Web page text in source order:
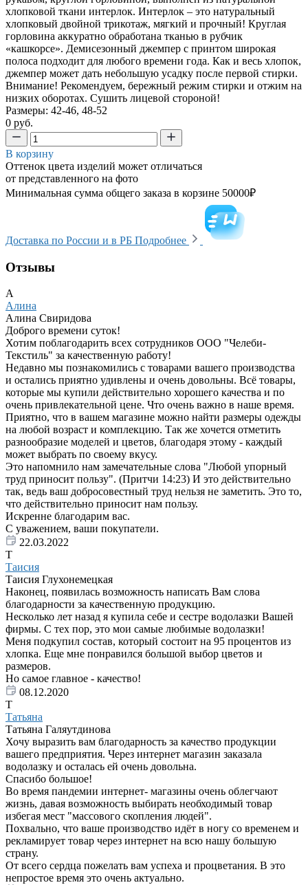
хлопковой ткани интерлок. Интерлок – это натуральный
хлопковый двойной трикотаж, мягкий и прочный! Круглая
горловина аккуратно обработана тканью в рубчик
«кашкорсе». Демисезонный джемпер с принтом широкая
полоса подходит для любого времени года. Как и весь хлопок,
джемпер может дать небольшую усадку после первой стирки.
Внимание! Рекомендуем, бережный режим стирки и отжим на
низких оборотах. Сушить лицевой стороной!
Размеры: 42-46, 48-52
0 руб.
В корзину
Оттенок цвета изделий может отличаться
от представленного на фото
Минимальная сумма общего заказа в корзине 50000₽
Доставка по России и в РБ Подробнее
Отзывы
А
Алина
Алина Свиридова
Доброго времени суток!
Хотим поблагодарить всех сотрудников ООО "Челеби-
Текстиль" за качественную работу!
Недавно мы познакомились с товарами вашего производства
и остались приятно удивлены и очень довольны. Всё товары,
которые мы купили действительно хорошего качества и по
очень привлекательной цене. Что очень важно в наше время.
Приятно, что в вашем магазине можно найти размеры одежды
на любой возраст и комплекцию. Так же хочется отметить
разнообразие моделей и цветов, благодаря этому - каждый
может выбрать по своему вкусу.
Это напомнило нам замечательные слова "Любой упорный
труд приносит пользу". (Притчи 14:23) И это действительно
так, ведь ваш добросовестный труд нельзя не заметить. Это то,
что действительно приносит нам пользу.
Искренне благодарим вас.
С уважением, ваши покупатели.
22.03.2022
Т
Таисия
Таисия Глухонемецкая
Наконец, появилась возможность написать Вам слова
благодарности за качественную продукцию.
Несколько лет назад я купила себе и сестре водолазки Вашей
фирмы. С тех пор, это мои самые любимые водолазки!
Меня подкупил состав, который состоит на 95 процентов из
хлопка. Еще мне понравился большой выбор цветов и
размеров.
Но самое главное - качество!
08.12.2020
Т
Татьяна
Татьяна Галяутдинова
Хочу выразить вам благодарность за качество продукции
вашего предприятия. Через интернет магазин заказала
водолазку и осталась ей очень довольна.
Спасибо большое!
Во время пандемии интернет- магазины очень облегчают
жизнь, давая возможность выбирать необходимый товар
избегая мест "массового скопления людей".
Похвально, что ваше производство идёт в ногу со временем и
рекламирует товар через интернет на всю нашу большую
страну.
От всего сердца пожелать вам успеха и процветания. В это
непростое время это очень актуально.